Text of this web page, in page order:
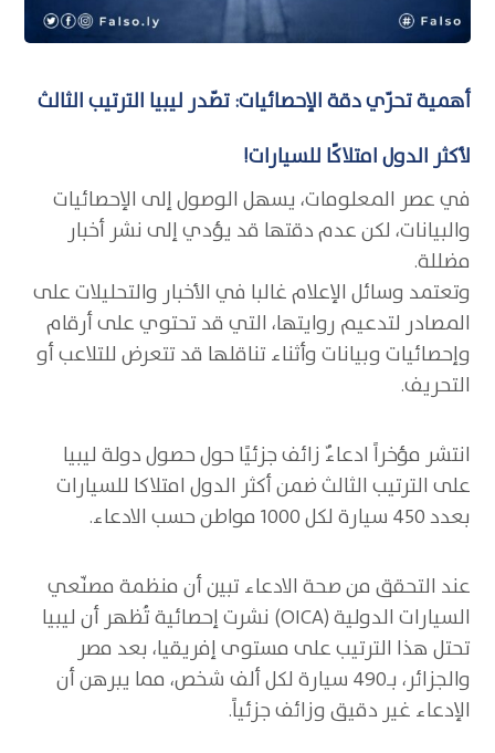
أهمية تحرّي دقة الإحصائيات: تصّدر ليبيا الترتيب الثالث
لأكثر الدول امتلاكًا للسيارات!
في عصر المعلومات، يسهل الوصول إلى الإحصائيات
والبيانات، لكن عدم دقتها قد يؤدي إلى نشر أخبار
مضللة.
وتعتمد وسائل الإعلام غالبا في الأخبار والتحليلات على
المصادر لتدعيم روايتها، التي قد تحتوي على أرقام
وإحصائيات وبيانات وأثناء تناقلها قد تتعرض للتلاعب أو
التحريف.
انتشر مؤخراً ادعاءٌ زائف جزئيًا حول حصول دولة ليبيا
على الترتيب الثالث ضمن أكثر الدول امتلاكا للسيارات
بعدد 450 سيارة لكل 1000 مواطن حسب الادعاء.
عند التحقق من صحة الادعاء تبين أن منظمة مصنّعي
السيارات الدولية (OICA) نشرت إحصائية تُظهر أن ليبيا
تحتل هذا الترتيب على مستوى إفريقيا، بعد مصر
والجزائر، بـ490 سيارة لكل ألف شخص، مما يبرهن أن
الإدعاء غير دقيق وزائف جزئياً.